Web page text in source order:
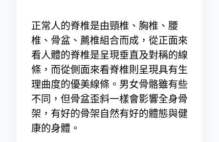
正常人的脊椎是由頸椎、胸椎、腰
椎、骨盆、薦椎組合而成，從正面來
看人體的脊椎是呈現垂直及對稱的線
條，而從側面來看脊椎則呈現具有生
理曲度的優美線條。男女骨骼雖有些
不同，但骨盆歪斜一樣會影響全身骨
架，有好的骨架自然有好的體態與健
康的身體。